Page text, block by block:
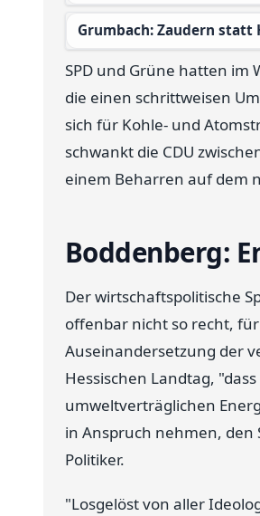
Grumbach: Zaudern
SPD und Grüne hatten
die einen schrittweisen
sich für Kohle- und
schwankt die CDU
einem Beharren auf dem
Boddenberg:
Der wirtschaftspolitische
offenbar nicht so recht,
Auseinandersetzung der
Hessischen Landtag,
umweltverträglichen
in Anspruch nehmen, den
Politiker.
"Losgelöst von aller